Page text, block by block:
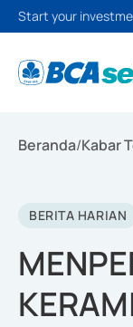
Start your
Beranda/Kabar
BERITA HARIAN